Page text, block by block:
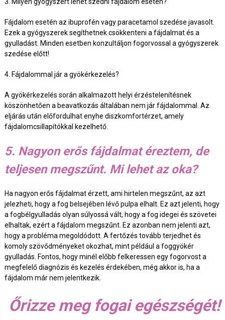
Fájdalom esetén az ibuprofén vagy paracetamol szedése javasolt.
Ezek a gyógyszerek segíthetnek csökkenteni a fájdalmat és a
gyulladást. Minden esetben konzultáljon fogorvossal a gyógyszerek
szedése előtt!
4. Fájdalommal jár a gyökérkezelés?
A gyökérkezelés során alkalmazott helyi érzéstelenítésnek
köszönhetően a beavatkozás általában nem jár fájdalommal. Az
eljárás után előfordulhat enyhe diszkomfortérzet, amely
fájdalomcsillapítókkal kezelhető.
5. Nagyon erős fájdalmat éreztem, de
teljesen megszűnt. Mi lehet az oka?
Ha nagyon erős fájdalmat érzett, ami hirtelen megszűnt, az azt
jelezheti, hogy a fog belsejében lévő pulpa elhalt. Ez azt jelenti, hogy
a fogbélgyulladás olyan súlyossá vált, hogy a fog idegei és szövetei
elhaltak, ezért a fájdalom megszűnt. Ez azonban nem jelenti azt,
hogy a probléma megoldódott. A fertőzés tovább terjedhet és
komoly szövődményeket okozhat, mint például a foggyökér
gyulladás. Fontos, hogy minél előbb felkeressen egy fogorvost a
megfelelő diagnózis és kezelés érdekében, még akkor is, ha a
fájdalom már nem jelentkezik.
Őrizze meg fogai egészségét!